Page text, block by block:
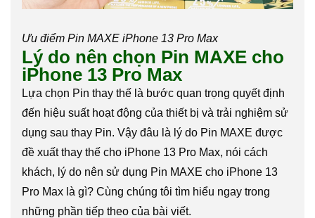
Ưu điểm Pin MAXE iPhone 13 Pro Max
Lý do nên chọn Pin MAXE cho
iPhone 13 Pro Max
Lựa chọn Pin thay thế là bước quan trọng quyết định
đến hiệu suất hoạt động của thiết bị và trải nghiệm sử
dụng sau thay Pin. Vậy đâu là lý do Pin MAXE được
đề xuất thay thế cho iPhone 13 Pro Max, nói cách
khách, lý do nên sử dụng Pin MAXE cho iPhone 13
Pro Max là gì? Cùng chúng tôi tìm hiểu ngay trong
những phần tiếp theo của bài viết.